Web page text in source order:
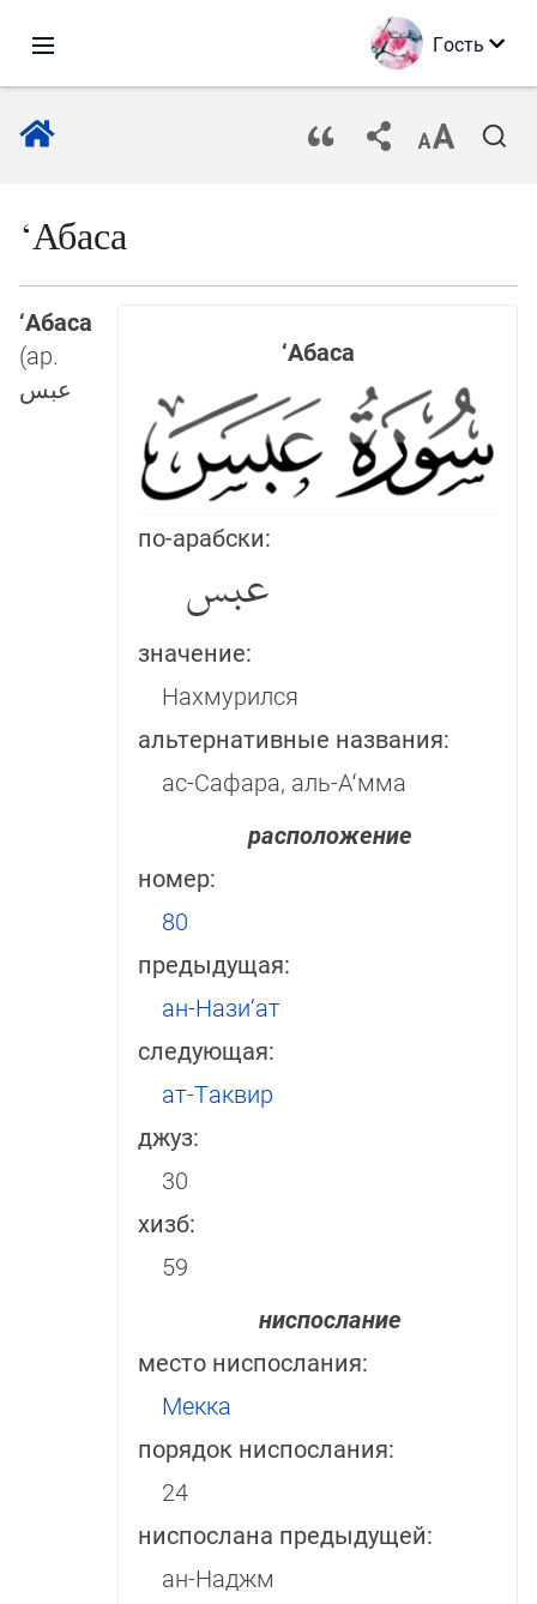
Гость
‘Абаса
‘Абаса
по-арабски:
عبس
значение:
Нахмурился
альтернативные названия:
ас-Сафара, аль-Аʻмма
расположение
номер:
80
предыдущая:
ан-Нази‘ат
следующая:
ат-Таквир
джуз:
30
хизб:
59
ниспослание
место ниспослания:
Мекка
порядок ниспослания:
24
ниспослана предыдущей:
ан-Наджм
‘Абаса
(ар.
عبس